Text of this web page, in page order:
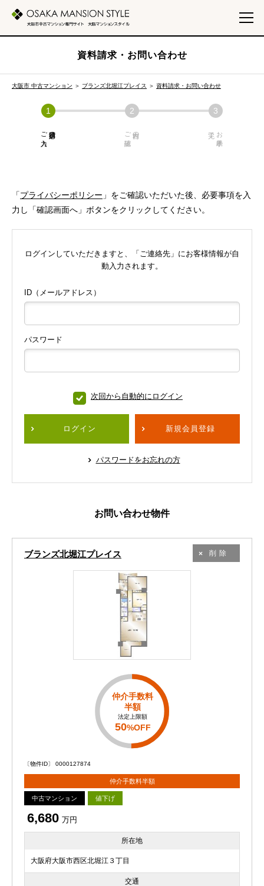
資料請求・お問い合わせ
大阪市 中古マンション ＞ ブランズ北堀江プレイス ＞ 資料請求・お問い合わせ
必須項目の
ご入力 内容の
ご確認 お手続き
「プライバシーポリシー 」をご確認いただいた後、必要事項を入
力し「確認画面へ」ボタンをクリックしてください。
ログインしていただきますと、「ご連絡先」にお客様情報が自
動入力されます。
ID（メールアドレス）
パスワード
次回から自動的にログイン
ログイン 新規会員登録
パスワードをお忘れの方
お問い合わせ物件
ブランズ北堀江プレイス 削除
仲介手数料
半額
法定上限額
50%OFF
〔物件ID〕 0000127874
仲介手数料半額
中古マンション 値下げ
6,680 万円
所在地
大阪府大阪市西区北堀江３丁目
交通